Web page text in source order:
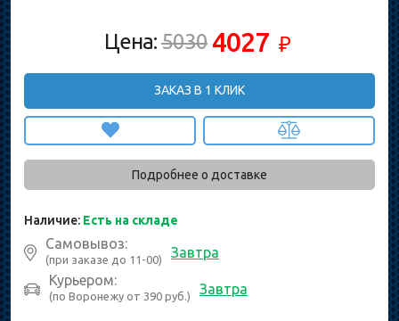
Цена:5030 4027 ₽
ЗАКАЗ В 1 КЛИК
Подробнее о доставке
Наличие: Есть на складе
Самовывоз:
(при заказе до 11-00)
Завтра
Курьером:
(по Воронежу от 390 руб.) Завтра